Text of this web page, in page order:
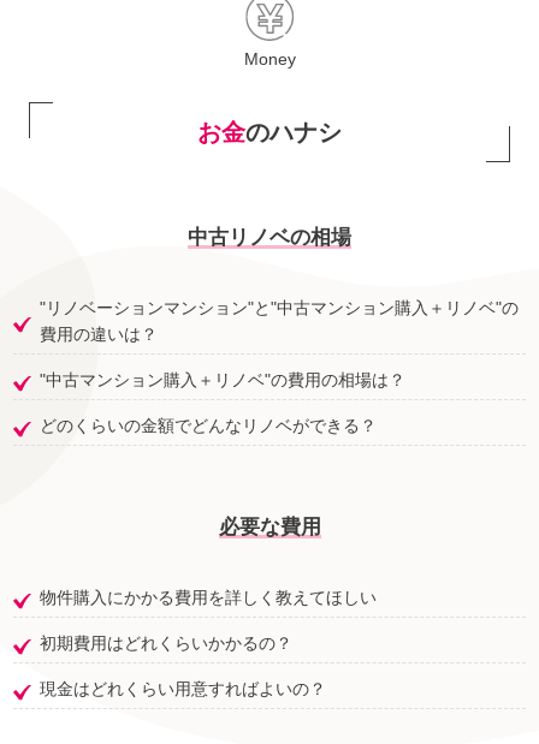
Money
お金のハナシ
中古リノベの相場
"リノベーションマンション"と"中古マンション購入＋リノベ"の
費用の違いは？
"中古マンション購入＋リノベ"の費用の相場は？
どのくらいの金額でどんなリノベができる？
必要な費用
物件購入にかかる費用を詳しく教えてほしい
初期費用はどれくらいかかるの？
現金はどれくらい用意すればよいの？